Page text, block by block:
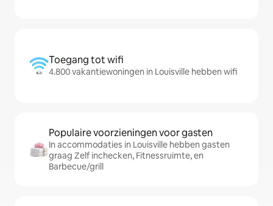
Toegang tot wifi
4.800 vakantiewoningen in Louisville hebben wifi
Populaire voorzieningen voor gasten
In accommodaties in Louisville hebben gasten
graag Zelf inchecken, Fitnessruimte, en
Barbecue/grill